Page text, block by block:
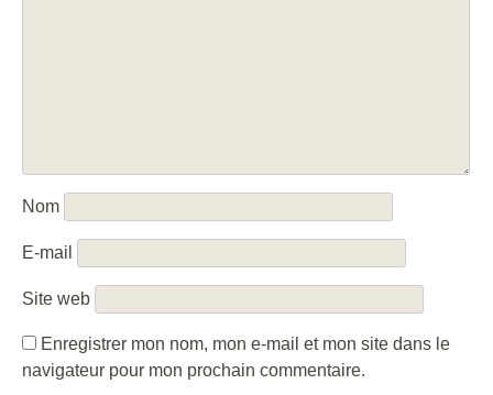
Nom
E-mail
Site web
Enregistrer mon nom, mon e-mail et mon site dans le
navigateur pour mon prochain commentaire.